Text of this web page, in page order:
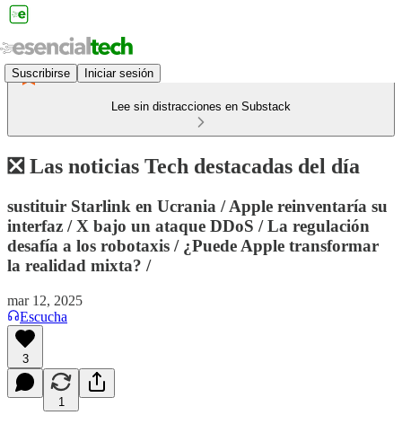
Suscribirse Iniciar sesión
Lee sin distracciones en Substack
❎ Las noticias Tech destacadas del día
sustituir Starlink en Ucrania / Apple reinventaría su
interfaz / X bajo un ataque DDoS / La regulación
desafía a los robotaxis / ¿Puede Apple transformar
la realidad mixta? /
mar 12, 2025
Escucha
3
1